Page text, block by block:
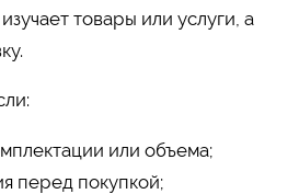
товары или услуги, а
или объема;
перед покупкой;